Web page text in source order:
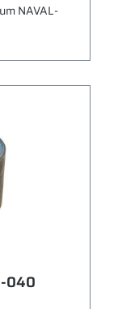
NAVAL-
040